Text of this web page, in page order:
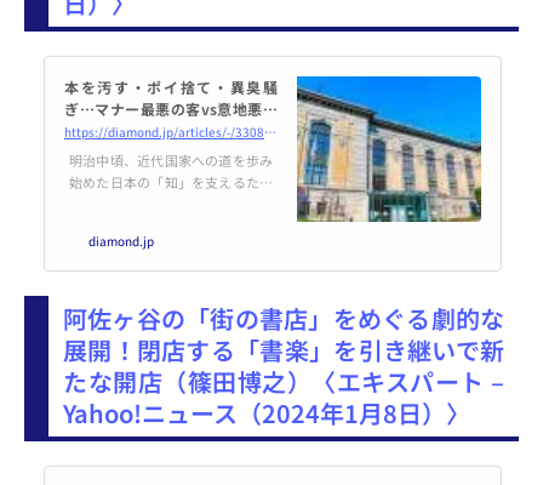
本を汚す・ポイ捨て・異臭騒
ぎ…マナー最悪の客vs意地悪な
職員、帝国図書館の知られざる
歴史
https://diamond.jp/articles/-/330821
明治中頃、近代国家への道を歩み
始めた日本の「知」を支えるため
は、後に大作家となる学生も通っ
たが、マナー意識の低い利用者と
ルは繰り返された。本稿は、長尾
宗典『帝国図書館 近代日本の
「知」の物語』（中央公論新社）
の一部を抜粋・編集したもので
す。
diamond.jp
阿佐ヶ谷の「街の書店」をめぐる劇的な
展開！閉店する「書楽」を引き継いで新
たな開店（篠田博之）〈エキスパート –
Yahoo!ニュース（2024年1月8日）〉